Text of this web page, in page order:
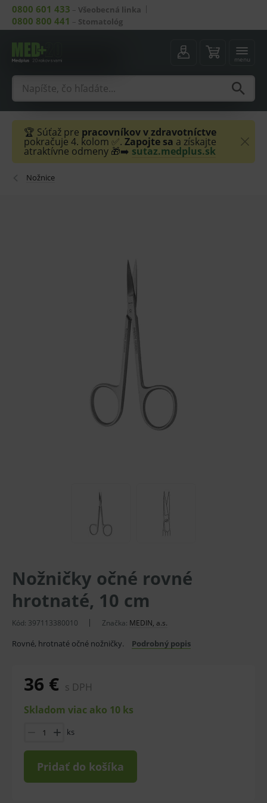
0800 601 433 – Všeobecná linka
0800 800 441 – Stomatológ
menu
🏆 Súťaž pre pracovníkov v zdravotníctve
pokračuje 4. kolom ✅. Zapojte sa a získajte
atraktívne odmeny 🎁➡️ sutaz.medplus.sk
Nožnice
Nožničky očné rovné
hrotnaté, 10 cm
Kód: 397113380010 Značka: MEDIN, a.s.
Rovné, hrotnaté očné nožničky. Podrobný popis
36 € s DPH
Skladom viac ako 10 ks
ks
Pridať do košíka